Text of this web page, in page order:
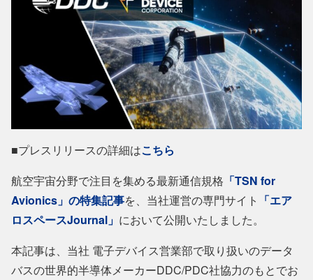
■プレスリリースの詳細はこちら
航空宇宙分野で注目を集める最新通信規格 「TSN for
Avionics」の特集記事を、当社運営の専門サイト 「エア
ロスペースJournal」 において公開いたしました。
本記事は、当社 電子デバイス営業部で取り扱いのデータ
バスの世界的半導体メーカーDDC/PDC社協力のもとでお